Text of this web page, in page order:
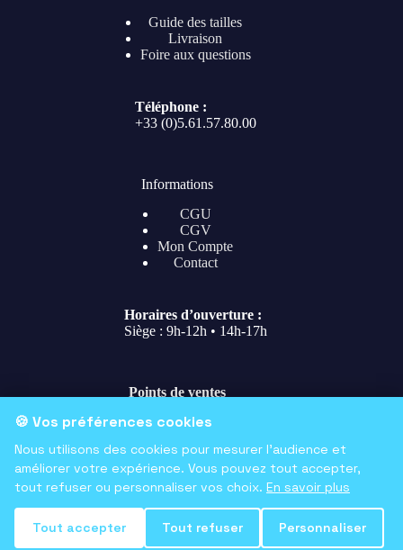
Guide des tailles
Livraison
Foire aux questions
Téléphone :
+33 (0)5.61.57.80.00
Informations
CGU
CGV
Mon Compte
Contact
Horaires d’ouverture :
Siège : 9h-12h • 14h-17h
Points de ventes
Siège
107 Av. Frédéric Estèbe 31200 Toulouse
Stade (jour de match)
114 rue des Troènes Stade Ernest-Wallon 31200
Toulouse
Copyright © 2026 - Développé par4ème Ligne.
🍪 Vos préférences cookies
Nous utilisons des cookies pour mesurer l'audience et
améliorer votre expérience. Vous pouvez tout accepter,
tout refuser ou personnaliser vos choix. En savoir plus
Tout accepter Tout refuser Personnaliser
English